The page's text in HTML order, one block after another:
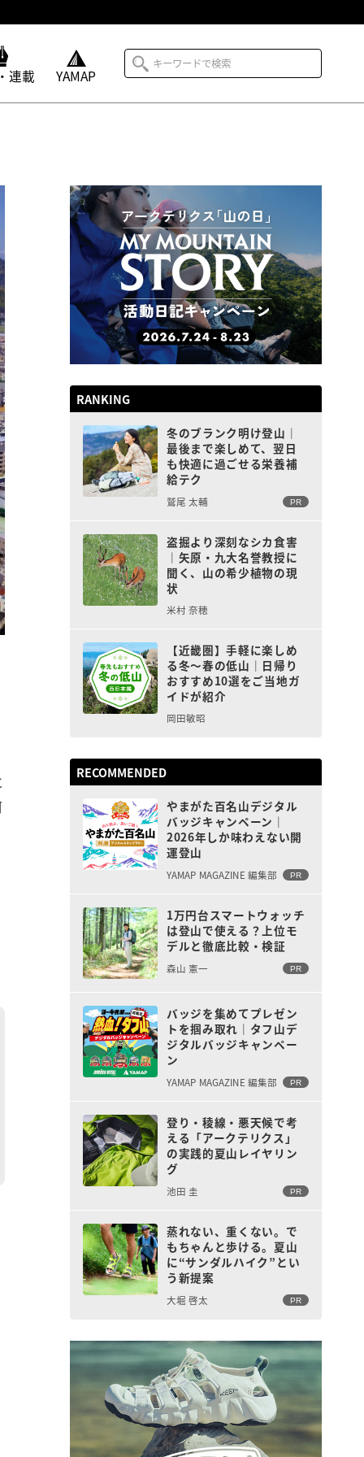
連載 YAMAP
RANKING
冬のブランク明け登山｜
最後まで楽しめて、翌日
も快適に過ごせる栄養補
給テク
鷲尾 太輔 PR
盗掘より深刻なシカ食害
｜矢原・九大名誉教授に
聞く、山の希少植物の現
状
米村 奈穂
【近畿圏】手軽に楽しめ
る冬〜春の低山｜日帰り
おすすめ10選をご当地ガ
イドが紹介
岡田敏昭
RECOMMENDED
やまがた百名山デジタル
バッジキャンペーン｜
2026年しか味わえない開
運登山
YAMAP MAGAZINE 編集部 PR
1万円台スマートウォッチ
は登山で使える？上位モ
デルと徹底比較・検証
森山 憲一 PR
バッジを集めてプレゼン
トを掴み取れ｜タフ山デ
ジタルバッジキャンペー
ン
YAMAP MAGAZINE 編集部 PR
登り・稜線・悪天候で考
える「アークテリクス」
の実践的夏山レイヤリン
グ
池田 圭 PR
蒸れない、重くない。で
もちゃんと歩ける。夏山
に“サンダルハイク”とい
う新提案
大堀 啓太 PR